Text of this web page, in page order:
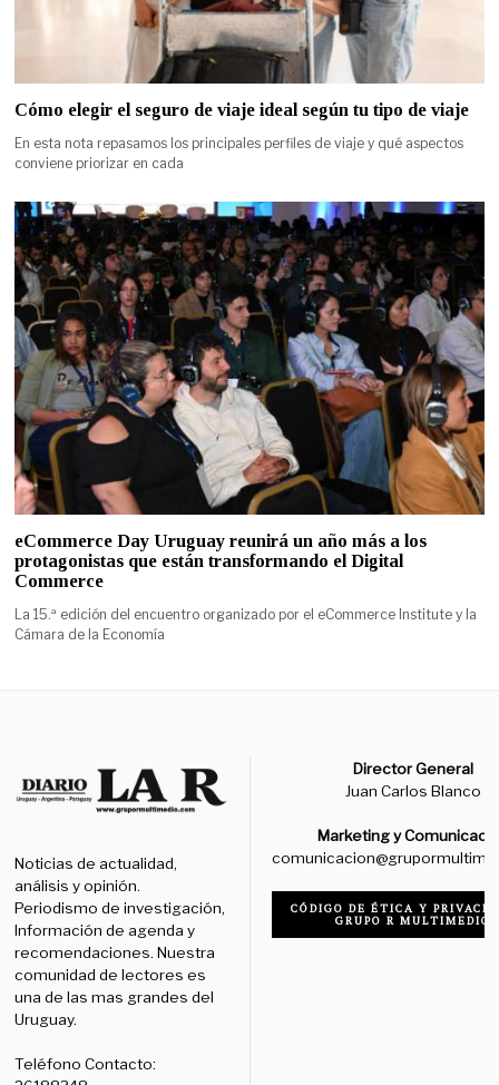
Cómo elegir el seguro de viaje ideal según tu tipo de viaje
En esta nota repasamos los principales perfiles de viaje y qué aspectos
conviene priorizar en cada
eCommerce Day Uruguay reunirá un año más a los
protagonistas que están transformando el Digital
Commerce
La 15.ª edición del encuentro organizado por el eCommerce Institute y la
Cámara de la Economía
Noticias de actualidad,
análisis y opinión.
Periodismo de investigación,
Información de agenda y
recomendaciones. Nuestra
comunidad de lectores es
una de las mas grandes del
Uruguay.
Teléfono Contacto:
Director General
Juan Carlos Blanco
Marketing y
CÓDIGO DE ÉTICA Y
GRUPO R MULTIMEDIO